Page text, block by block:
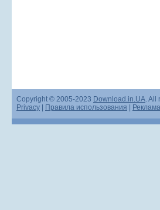
Copyright © 2005-2023 Download.in.UA. All
Privacy
Правила использования Реклама